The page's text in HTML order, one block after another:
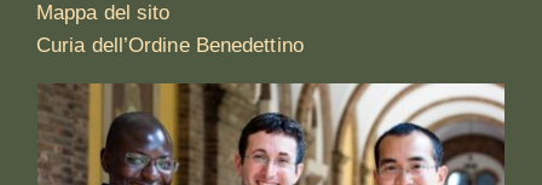
Mappa del sito
Curia dell’Ordine Benedettino